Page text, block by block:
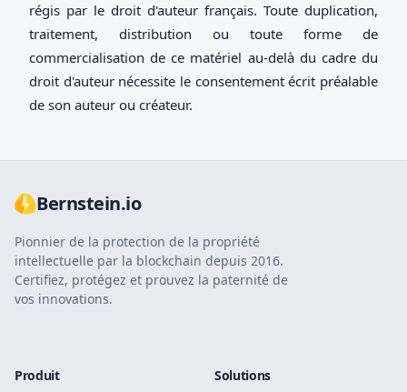
régis par le droit d'auteur français. Toute duplication,
traitement, distribution ou toute forme de
commercialisation de ce matériel au-delà du cadre du
droit d'auteur nécessite le consentement écrit préalable
de son auteur ou créateur.
Bernstein.io
Pionnier de la protection de la propriété
intellectuelle par la blockchain depuis 2016.
Certifiez, protégez et prouvez la paternité de
vos innovations.
Produit
Solutions